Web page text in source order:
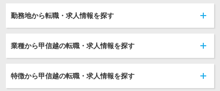
勤務地から転職・求人情報を探す
業種から甲信越の転職・求人情報を探す
特徴から甲信越の転職・求人情報を探す